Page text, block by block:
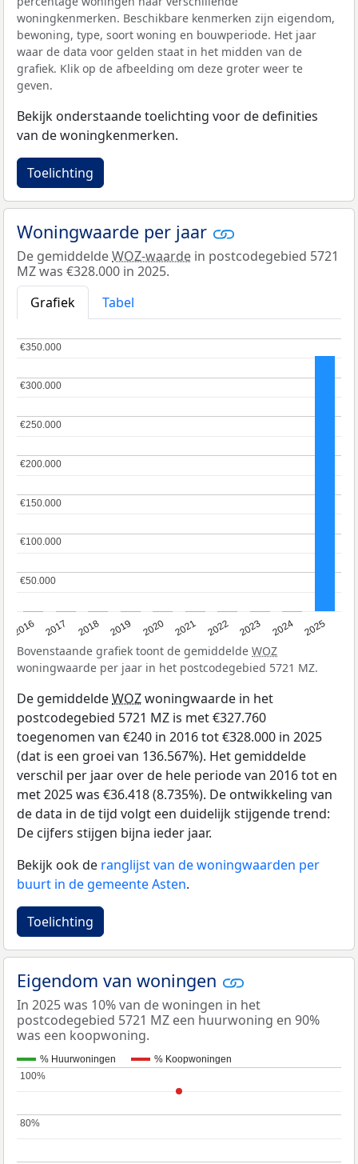
woningkenmerken. Beschikbare kenmerken zijn eigendom,
bewoning, type, soort woning en bouwperiode. Het jaar
waar de data voor gelden staat in het midden van de
grafiek. Klik op de afbeelding om deze groter weer te
geven.
Bekijk onderstaande toelichting voor de definities
van de woningkenmerken.
Toelichting
Woningwaarde per jaar
De gemiddeldeWOZ-waarde in postcodegebied 5721
MZ was €328.000 in 2025.
Grafiek
Tabel
2016 2017 2018 2019 2020 2021 2022 2023 2024 2025
€50.000
€50.000
€100.000
€100.000
€150.000
€150.000
€200.000
€200.000
€250.000
€250.000
€300.000
€300.000
€350.000
€350.000
Bovenstaande grafiek toont de gemiddelde WOZ
woningwaarde per jaar in het postcodegebied 5721 MZ.
De gemiddeldeWOZwoningwaarde in het
postcodegebied 5721 MZ is met €327.760
toegenomen van €240 in 2016 tot €328.000 in 2025
(dat is een groei van 136.567%). Het gemiddelde
verschil per jaar over de hele periode van 2016 tot en
met 2025 was €36.418 (8.735%). De ontwikkeling van
de data in de tijd volgt een duidelijk stijgende trend:
De cijfers stijgen bijna ieder jaar.
Bekijk ook de ranglijst van de woningwaarden per
buurt in de gemeente Asten.
Toelichting
Eigendom van woningen
In 2025 was 10% van de woningen in het
postcodegebied 5721 MZ een huurwoning en 90%
was een koopwoning.
% Huurwoningen % Koopwoningen
80%
80%
100%
100%